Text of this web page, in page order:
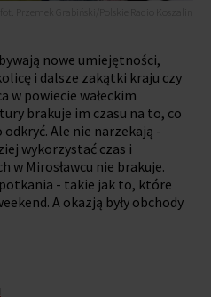
nowe umiejętności,
i dalsze zakątki kraju czy
w powiecie wałeckim
brakuje im czasu na to, co
Ale nie narzekają -
wykorzystać czas i
w Mirosławcu nie brakuje.
- takie jak to, które
A okazją były obchody